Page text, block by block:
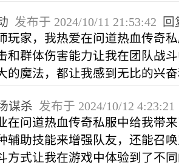
发布于 2024/10/11 21:53:42
回
玩家，我热爱在问道热血传奇
和群体伤害能力让我在团队战
的魔法，都让我感到无比的兴
谋杀 发布于 2024/10/12
在问道热血传奇私服中给我带
辅助技能来增强队友，还能召
方式让我在游戏中体验到了不